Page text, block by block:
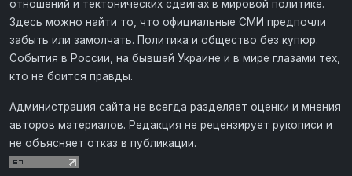
отношений и тектонических сдвигах в мировой политике.
Здесь можно найти то, что официальные СМИ предпочли
забыть или замолчать. Политика и общество без купюр.
События в России, на бывшей Украине и в мире глазами тех,
кто не боится правды.
Администрация сайта не всегда разделяет оценки и мнения
авторов материалов. Редакция не рецензирует рукописи и
не объясняет отказ в публикации.